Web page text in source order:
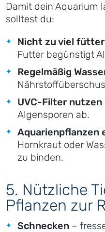
Damit dein Aquarium
solltest du:
Nicht zu viel
Futter begünstigt
Regelmäßig
UVC-Filter nutzen
Algensporen ab.
Aquarienpflanzen
Hornkraut oder
zu binden.
5. Nützliche
Pflanzen zur
Schnecken –